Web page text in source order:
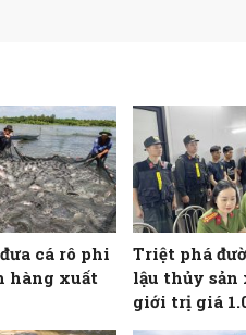
cá rô phi
hàng xuất
Triệt phá
lậu thủy sản
giới trị giá